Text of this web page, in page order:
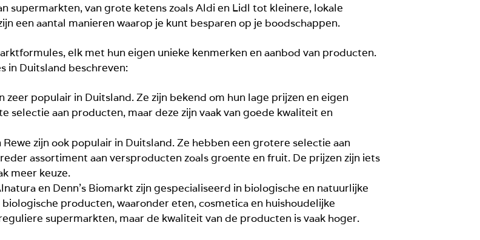
supermarkten, van grote ketens zoals Aldi en Lidl tot kleinere, lokale
een aantal manieren waarop je kunt besparen op je boodschappen.
elk met hun eigen unieke kenmerken en aanbod van producten.
in Duitsland beschreven:
zeer populair in Duitsland. Ze zijn bekend om hun lage prijzen en eigen
selectie aan producten, maar deze zijn vaak van goede kwaliteit en
Rewe zijn ook populair in Duitsland. Ze hebben een grotere selectie aan
assortiment aan versproducten zoals groente en fruit. De prijzen zijn iets
meer keuze.
en Denn’s Biomarkt zijn gespecialiseerd in biologische en natuurlijke
producten, waaronder eten, cosmetica en huishoudelijke
supermarkten, maar de kwaliteit van de producten is vaak hoger.